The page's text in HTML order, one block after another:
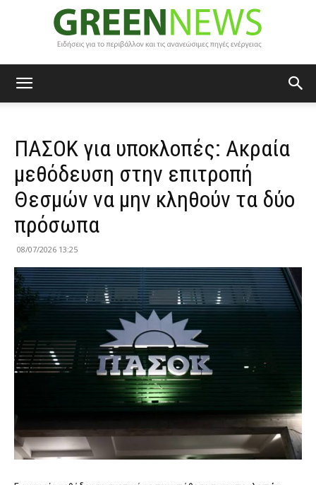
News
ΠΑΣΟΚ για υποκλοπές: Ακραία
μεθόδευση στην επιτροπή
Θεσμών να μην κληθούν τα δύο
πρόσωπα
08/07/2026 13:25